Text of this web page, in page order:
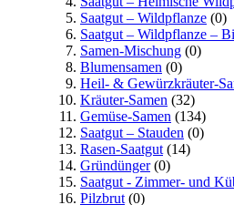
Saatgut – Wildpflanze (0)
Saatgut – Wildpflanze –
Samen-Mischung (0)
Blumensamen (0)
Heil- & Gewürzkräuter-
Kräuter-Samen (32)
Gemüse-Samen (134)
Saatgut – Stauden (0)
Rasen-Saatgut (14)
Gründünger(0)
Saatgut - Zimmer- und
Pilzbrut (0)